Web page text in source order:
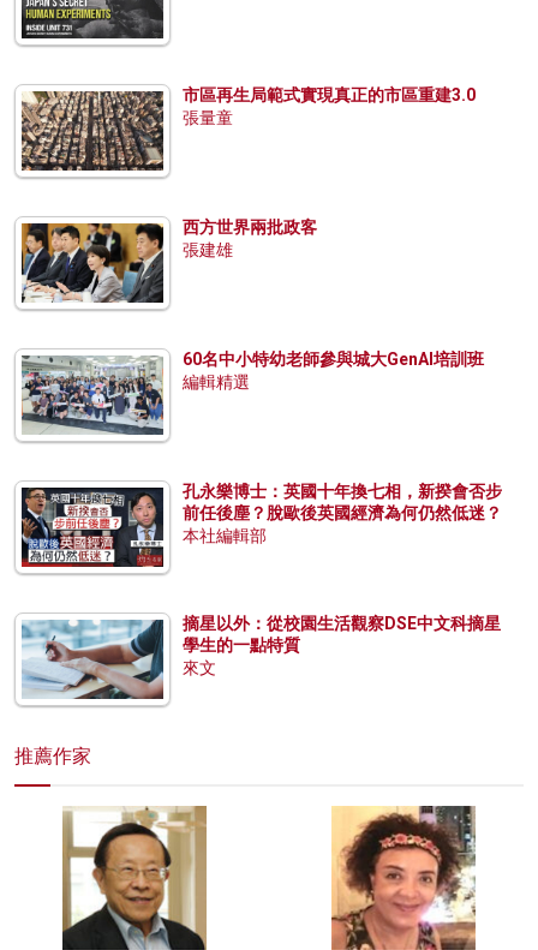
市區再生局範式實現真正的市區重建3.0
張量童
西方世界兩批政客
張建雄
60名中小特幼老師參與城大GenAI培訓班
編輯精選
孔永樂博士：英國十年換七相，新揆會否步
前任後塵？脫歐後英國經濟為何仍然低迷？
本社編輯部
摘星以外：從校園生活觀察DSE中文科摘星
學生的一點特質
來文
推薦作家